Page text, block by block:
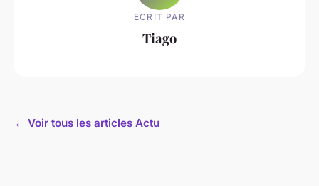
ECRIT PAR
Tiago
← Voir tous les articles Actu